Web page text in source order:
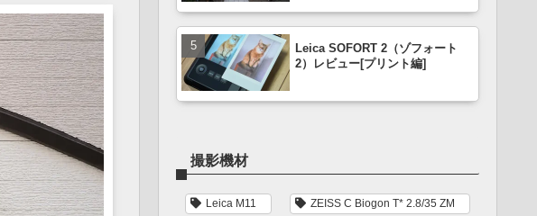
Leica SOFORT 2（ゾフォート
2）レビュー[プリント編]
撮影機材
Leica M11 ZEISS C Biogon T* 2.8/35 ZM